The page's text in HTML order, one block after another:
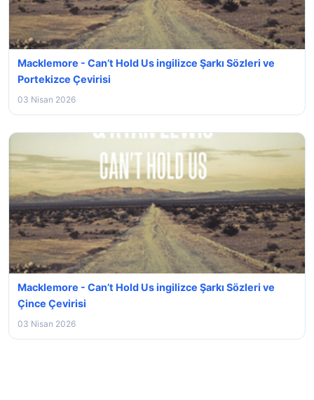
Macklemore - Can’t Hold Us ingilizce Şarkı Sözleri ve
Portekizce Çevirisi
03 Nisan 2026
Macklemore - Can’t Hold Us ingilizce Şarkı Sözleri ve
Çince Çevirisi
03 Nisan 2026